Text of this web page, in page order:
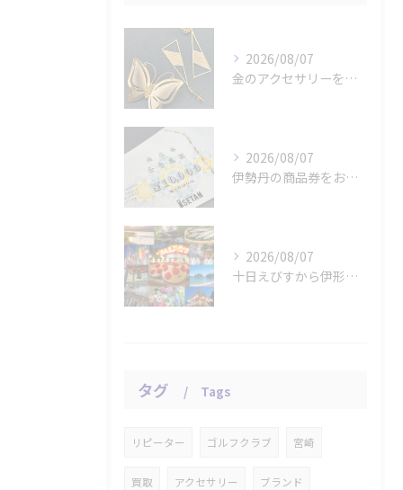
2026/08/07
金のアクセサリーをお買取りさせていただきました。
2026/08/07
伊勢丹の商品券をお買取りさせていただきました。
2026/08/07
十日えびすから伊形花笠踊りへ、延岡の年中行事
タグ Tags
リピーター ゴルフクラブ 宮崎
買取 アクセサリー ブランド